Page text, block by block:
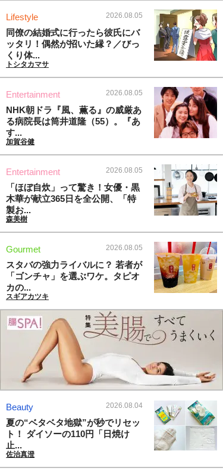
Lifestyle 2026.08.05
同僚の結婚式に行ったら彼氏にバ
ッタリ！偶然が招いた縁？／びっ
くり体...
トシタカマサ
Entertainment 2026.08.05
NHK朝ドラ『風、薫る』の威厳あ
る病院長は筒井道隆（55）。『あ
す...
加賀谷健
Entertainment 2026.08.05
「ほぼ自炊」って驚き！女優・黒
木華が献立365日を全公開、「特
製お...
森美樹
Gourmet 2026.08.05
スタバの強力ライバルに？ 若者が
「ゴンチャ」を選ぶワケ。タピオ
カの...
スギアカツキ
Beauty 2026.08.04
夏の“ベタベタ地獄”が秒でリセッ
ト！ ダイソーの110円「日焼け
止...
佐治真澄